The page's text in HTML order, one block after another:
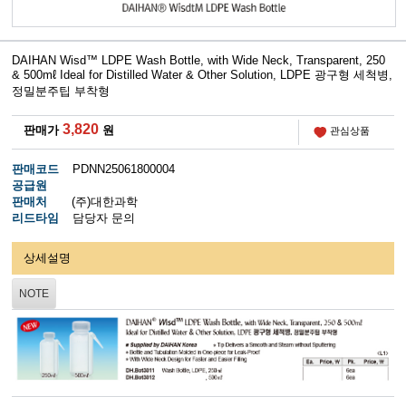
DAIHAN Wisd™ LDPE Wash Bottle, with Wide Neck, Transparent, 250
& 500mℓ Ideal for Distilled Water & Other Solution, LDPE 광구형 세척병,
정밀분주팁 부착형
판매가3,820 원 관심상품
판매코드
PDNN25061800004
공급원
판매처
(주)대한과학
리드타임
담당자 문의
상세설명
NOTE